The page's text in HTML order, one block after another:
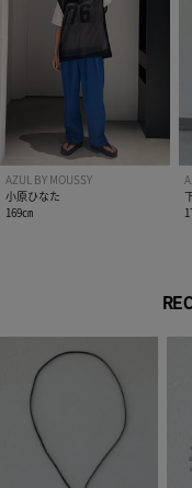
AZUL BY MOUSSY
小原ひなた
169㎝